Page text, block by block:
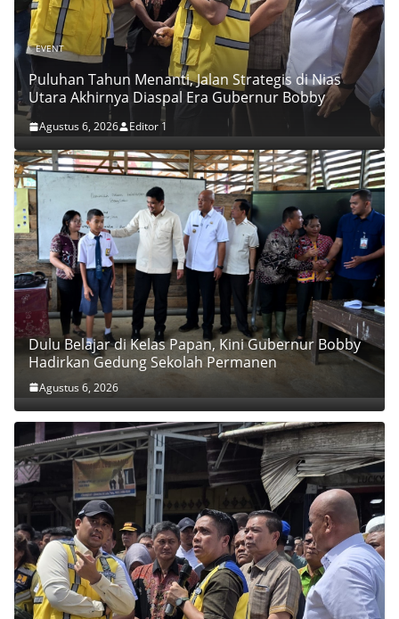
EVENT
Puluhan Tahun Menanti, Jalan Strategis di Nias
Utara Akhirnya Diaspal Era Gubernur Bobby
Agustus 6, 2026 Editor 1
Dulu Belajar di Kelas Papan, Kini Gubernur Bobby
Hadirkan Gedung Sekolah Permanen
Agustus 6, 2026